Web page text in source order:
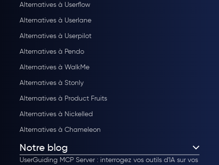
Alternatives à Userflow
Alternatives à Userlane
Alternatives à Userpilot
Alternatives à Pendo
Alternatives à WalkMe
Alternatives à Stonly
Alternatives à Product Fruits
Alternatives à Nickelled
Alternatives à Chameleon
Notre blog
UserGuiding MCP Server : interrogez vos outils d'IA sur vos